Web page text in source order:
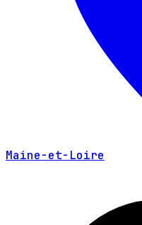
Maine-et-Loire